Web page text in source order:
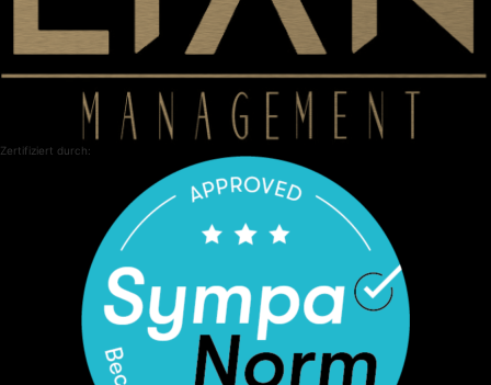
Zertifiziert durch: